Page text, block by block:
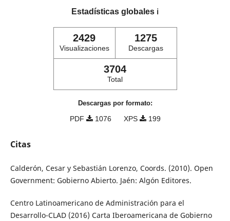
Estadísticas globales ℹ️
2429
Visualizaciones
1275
Descargas
3704
Total
Descargas por formato:
PDF 1076 XPS 199
Citas
Calderón, Cesar y Sebastián Lorenzo, Coords. (2010). Open
Government: Gobierno Abierto. Jaén: Algón Editores.
Centro Latinoamericano de Administración para el
Desarrollo-CLAD (2016) Carta Iberoamericana de Gobierno